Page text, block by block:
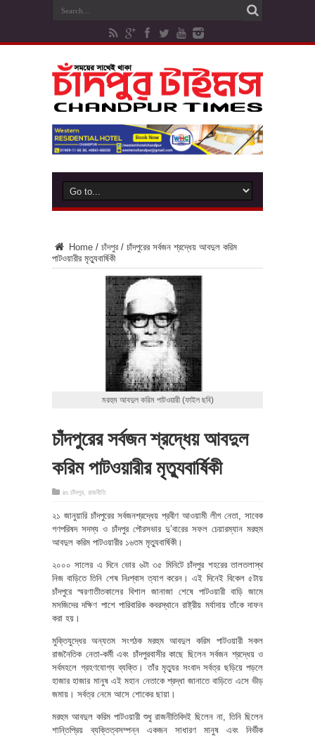
Home / চাঁদপুর / চাঁদপুরের সর্বজন শ্রদ্ধেয় আবদুল করিম
পাটওয়ারীর মৃত্যুবার্ষিকী
মরহুম আবদুল করিম পাটওয়ারী (ফাইল ছবি)
চাঁদপুরের সর্বজন শ্রদ্ধেয় আবদুল
করিম পাটওয়ারীর মৃত্যুবার্ষিকী
in চাঁদপুর রাজনীতি
২১ জানুয়ারি চাঁদপুরের সর্বজনশ্রদ্ধেয় প্রবীণ আওয়ামী লীগ নেতা, সাবেক
গণপরিষদ সদস্য ও চাঁদপুর পৌরসভার দু’বারের সফল চেয়ারম্যান মরহুম
আবদুল করিম পাটওয়ারীর ১৬তম মৃত্যুবার্ষিকী।
২০০০ সালের এ দিনে ভোর ৬টা ৩৫ মিনিটে চাঁদপুর শহরের তালতলাস্থ
নিজ বাড়িতে তিনি শেষ নিঃশ্বাস ত্যাগ করেন। এই দিনেই বিকেল ৫টায়
চাঁদপুরে স্মরণাতীতকালের বিশাল জানাজা শেষে পাটওয়ারী বাড়ি জামে
মসজিদের দক্ষিণ পাশে পারিবারিক কবরস্থানে রাষ্ট্রীয় মর্যাদায় তাঁকে দাফন
করা হয়।
মুক্তিযুদ্ধের অন্যতম সংগঠক মরহুম আবদুল করিম পাটওয়ারী সকল
রাজনৈতিক নেতা-কর্মী এবং চাঁদপুরবাসীর কাছে ছিলেন সর্বজন শ্রদ্ধেয় ও
সর্বমহলে গ্রহণযোগ্য ব্যক্তি। তাঁর মৃত্যুর সংবাদ সর্বত্র ছড়িয়ে পড়লে
হাজার হাজার মানুষ এই মহান নেতাকে শ্রদ্ধা জানাতে বাড়িতে এসে ভীড়
জমায়। সর্বত্র নেমে আসে শোকের ছায়া।
মরহুম আবদুল করিম পাটওয়ারী শুধু রাজনীতিবিদই ছিলেন না, তিনি ছিলেন
শান্তিপ্রিয় ব্যক্তিত্বসম্পন্ন একজন সাধারণ মানুষ এবং নির্ভীক